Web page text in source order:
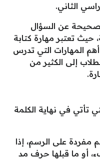
الثاني.
الصحيحة عن السؤال
حيث تعتبر مهارة كتابة
المهارات التي تدرس
إلى الكثير من
تأتي في نهاية الكلمة
مفردة على الرسم، إذا
أو ما قبلها حرف مد